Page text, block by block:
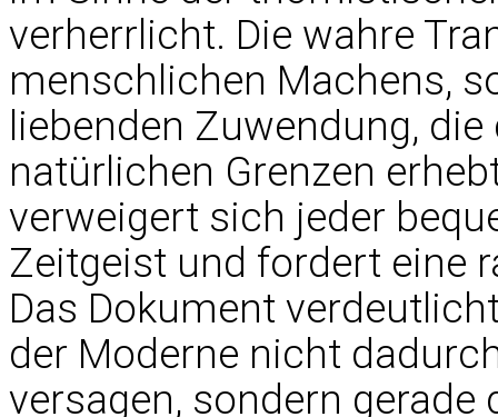
verherrlicht. Die wahre
menschlichen Machens,
liebenden Zuwendung,
natürlichen Grenzen
verweigert sich jeder
Zeitgeist und fordert eine
Das Dokument
der Moderne nicht
versagen, sondern